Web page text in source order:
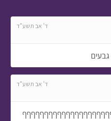
ד' אב תשע"ד
ד' אב תשע"ד